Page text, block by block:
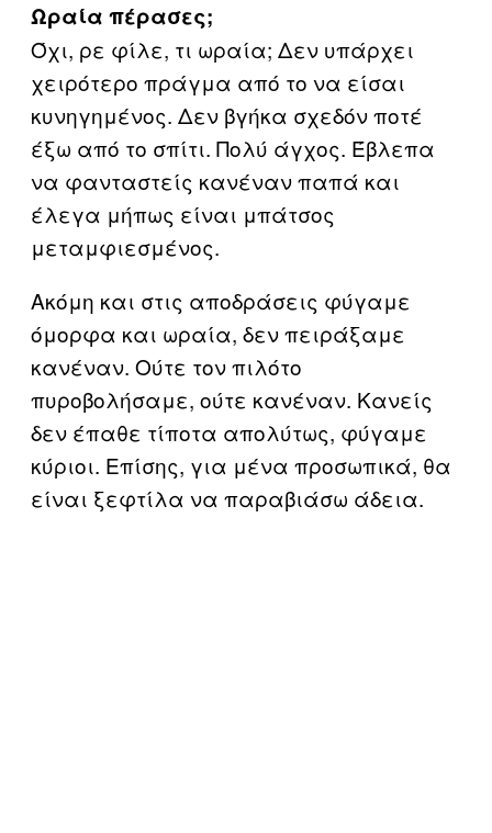
Ωραία πέρασες;
Όχι, ρε φίλε, τι ωραία; Δεν υπάρχει
χειρότερο πράγμα από το να είσαι
κυνηγημένος. Δεν βγήκα σχεδόν ποτέ
έξω από το σπίτι. Πολύ άγχος. Έβλεπα
να φανταστείς κανέναν παπά και
έλεγα μήπως είναι μπάτσος
μεταμφιεσμένος.
Ακόμη και στις αποδράσεις φύγαμε
όμορφα και ωραία, δεν πειράξαμε
κανέναν. Ούτε τον πιλότο
πυροβολήσαμε, ούτε κανέναν. Κανείς
δεν έπαθε τίποτα απολύτως, φύγαμε
κύριοι. Επίσης, για μένα προσωπικά, θα
είναι ξεφτίλα να παραβιάσω άδεια.